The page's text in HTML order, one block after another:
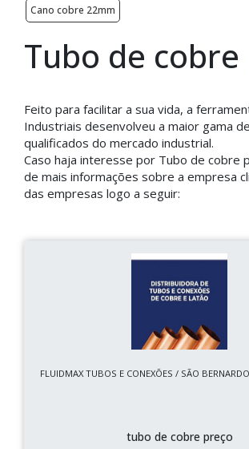
Cano cobre 22mm
Tubo de
Feito para facilitar a sua vida, a
Industriais desenvolveu a maior gama
qualificados do mercado industrial.
Caso haja interesse por Tubo de cobre
de mais informações sobre a empresa
das empresas logo a seguir:
FLUIDMAX TUBOS E CONEXÕES / SÃO
tubo de cobre preço